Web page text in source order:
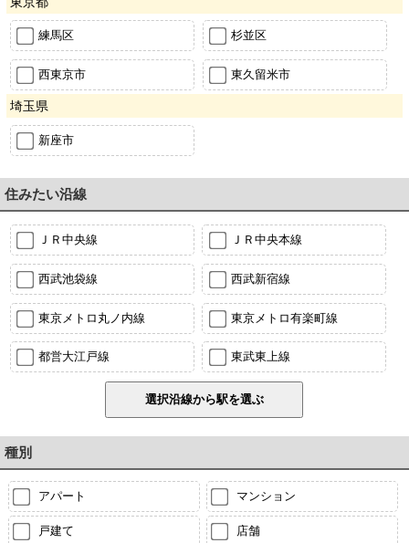
練馬区 杉並区
西東京市 東久留米市
埼玉県
新座市
住みたい沿線
ＪＲ中央線 ＪＲ中央本線
西武池袋線 西武新宿線
東京メトロ丸ノ内線 東京メトロ有楽町線
都営大江戸線 東武東上線
種別
アパート マンション
戸建て 店舗